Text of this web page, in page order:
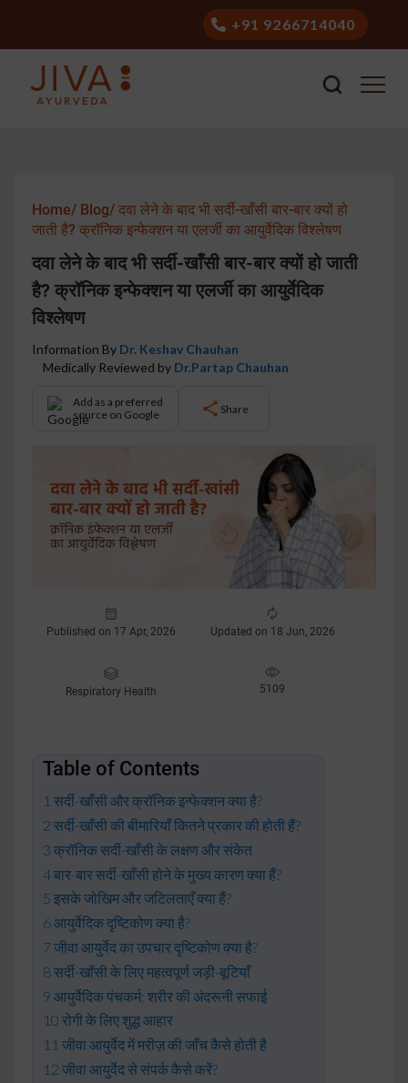
+91 9266714040
Home/ Blog/ दवा लेने के बाद भी सर्दी-खाँसी बार-बार क्यों हो
जाती है? क्रॉनिक इन्फेक्शन या एलर्जी का आयुर्वेदिक विश्लेषण
दवा लेने के बाद भी सर्दी-खाँसी बार-बार क्यों हो जाती
है? क्रॉनिक इन्फेक्शन या एलर्जी का आयुर्वेदिक
विश्लेषण
Information By Dr. Keshav Chauhan
Medically Reviewed by Dr.Partap Chauhan
Add as a preferred
source on Google
Share
Published on 17 Apr, 2026 Updated on 18 Jun, 2026
Respiratory Health 5109
Table of Contents
सर्दी-खाँसी और क्रॉनिक इन्फेक्शन क्या है?
सर्दी-खाँसी की बीमारियाँ कितने प्रकार की होती हैं?
क्रॉनिक सर्दी-खाँसी के लक्षण और संकेत
बार-बार सर्दी-खाँसी होने के मुख्य कारण क्या हैं?
इसके जोखिम और जटिलताएँ क्या हैं?
आयुर्वेदिक दृष्टिकोण क्या है?
जीवा आयुर्वेद का उपचार दृष्टिकोण क्या है?
सर्दी-खाँसी के लिए महत्वपूर्ण जड़ी-बूटियाँ
आयुर्वेदिक पंचकर्म: शरीर की अंदरूनी सफाई
रोगी के लिए शुद्ध आहार
जीवा आयुर्वेद में मरीज़ की जाँच कैसे होती है
जीवा आयुर्वेद से संपर्क कैसे करें?